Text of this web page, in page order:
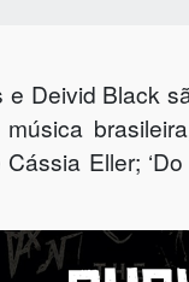
Deivid Black
Cássia Eller;